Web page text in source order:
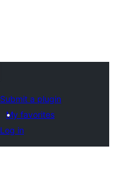
Submit a plugin
My favorites
Log in